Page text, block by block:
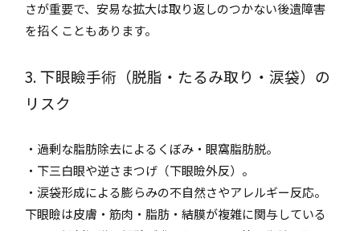
さが重要で、安易な拡大は取り返しのつかない後遺障害
を招くこともあります。
3. 下眼瞼手術（脱脂・たるみ取り・涙袋）の
リスク
・過剰な脂肪除去によるくぼみ・眼窩脂肪脱。
・下三白眼や逆さまつげ（下眼瞼外反）。
・涙袋形成による膨らみの不自然さやアレルギー反応。
下眼瞼は皮膚・筋肉・脂肪・結膜が複雑に関与している